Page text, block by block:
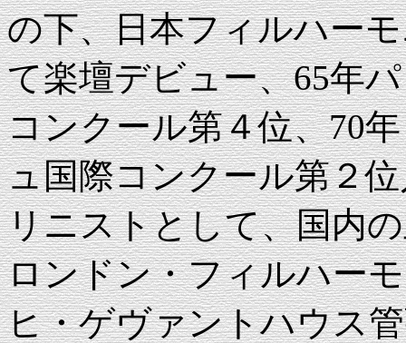
の下、日本フィルハー
て楽壇デビュー、65年
コンクール第４位、70
ュ国際コンクール第２
リニストとして、国内
ロンドン・フィルハー
ヒ・ゲヴァントハウス